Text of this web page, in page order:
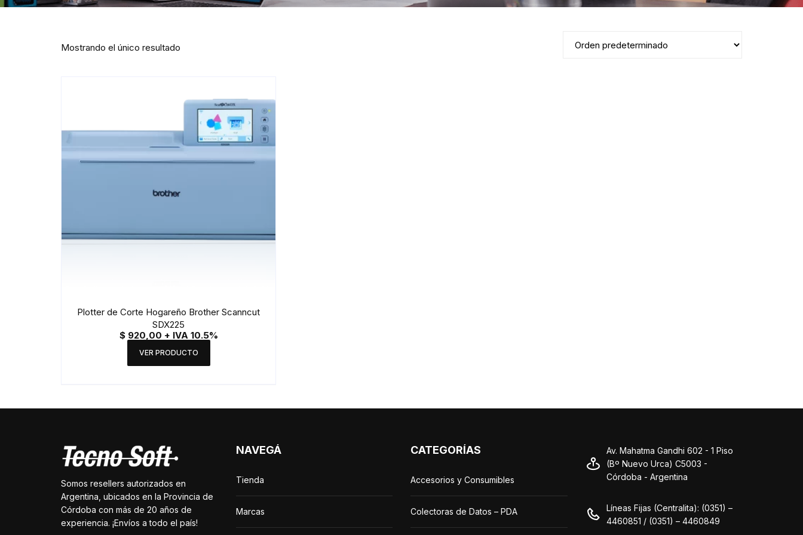
Mostrando el único resultado
Plotter de Corte Hogareño Brother Scanncut
SDX225
$920,00 + IVA 10.5%
VER PRODUCTO
Somos resellers autorizados en
Argentina, ubicados en la Provincia de
Córdoba con más de 20 años de
experiencia. ¡Envíos a todo el país!
NAVEGÁ
Tienda
Marcas
CATEGORÍAS
Accesorios y Consumibles
Colectoras de Datos – PDA
Av. Mahatma Gandhi 602 - 1 Piso
(Bº Nuevo Urca) C5003 -
Córdoba - Argentina
Líneas Fijas (Centralita): (0351) –
4460851 / (0351) – 4460849